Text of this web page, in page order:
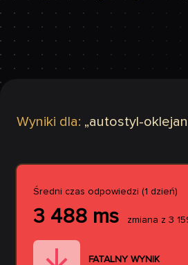
Wyniki dla: „autostyl-
Średni czas odpowiedzi (1 dzień)
3 488 ms zmiana z 3
FATALNY WYNIK